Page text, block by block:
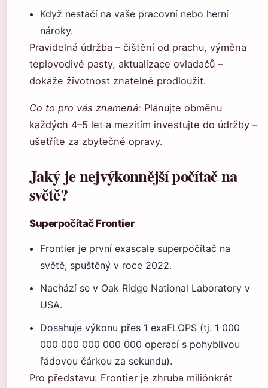
Když nestačí na vaše pracovní nebo herní
nároky.
Pravidelná údržba – čištění od prachu, výměna
teplovodivé pasty, aktualizace ovladačů –
dokáže životnost znatelně prodloužit.
Co to pro vás znamená: Plánujte obměnu
každých 4–5 let a mezitím investujte do údržby –
ušetříte za zbytečné opravy.
Jaký je nejvýkonnější počítač na
světě?
Superpočítač Frontier
Frontier je první exascale superpočítač na
světě, spuštěný v roce 2022.
Nachází se v Oak Ridge National Laboratory v
USA.
Dosahuje výkonu přes 1 exaFLOPS (tj. 1 000
000 000 000 000 000 operací s pohyblivou
řádovou čárkou za sekundu).
Pro představu: Frontier je zhruba miliónkrát